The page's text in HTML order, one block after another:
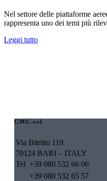
Nel settore delle piattaforme
rappresenta uno dei temi più
Leggi tutto
C.M.C. s.r.l.
Via Bitritto 119
70124 BARI – ITALY
Tel +39 080 532 66 06
+39 080 532 65 57